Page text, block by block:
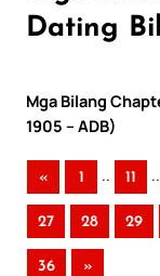
Dating
Mga Bilang
1905 – ADB)
« 1 .. 11 ..
27 28 29
36 »